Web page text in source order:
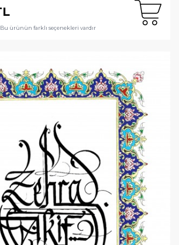
Bu ürünün farklı seçenekleri vardır